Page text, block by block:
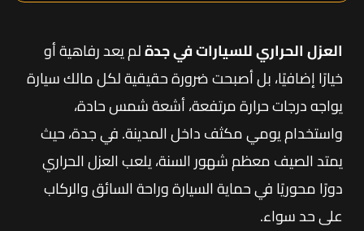
العزل الحراري للسيارات في جدةلم يعد رفاهية أو
خيارًا إضافيًا، بل أصبحت ضرورة حقيقية لكل مالك سيارة
يواجه درجات حرارة مرتفعة، أشعة شمس حادة،
واستخدام يومي مكثف داخل المدينة. في جدة، حيث
يمتد الصيف معظم شهور السنة، يلعب العزل الحراري
دورًا محوريًا في حماية السيارة وراحة السائق والركاب
على حد سواء.